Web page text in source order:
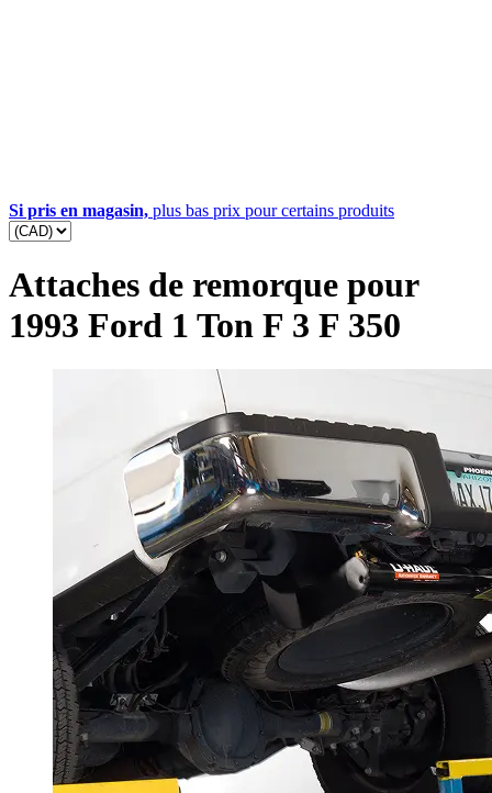
Si pris en magasin, plus bas prix pour certains produits
Attaches de remorque pour
1993 Ford 1 Ton F 3 F 350